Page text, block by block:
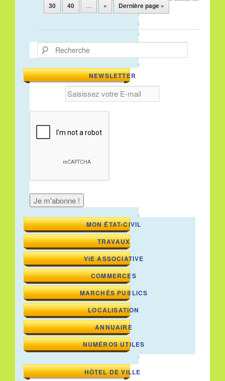
30
40 … » Dernière page »
Recherche
NEWSLETTER
MON ÉTAT-CIVIL
TRAVAUX
VIE ASSOCIATIVE
COMMERCES
MARCHÉS PUBLICS
LOCALISATION
ANNUAIRE
NUMÉROS UTILES
HÔTEL DE VILLE